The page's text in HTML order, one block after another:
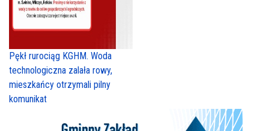
Pękł rurociąg KGHM. Woda
technologiczna zalała rowy,
mieszkańcy otrzymali pilny
komunikat